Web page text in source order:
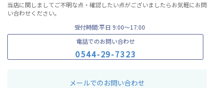
当店に関しましてご不明な点・確認したい点がございましたらお気軽にお問
い合わせください。
受付時間:平日 9:00〜17:00
電話でのお問い合わせ
0544-29-7323
メールでのお問い合わせ